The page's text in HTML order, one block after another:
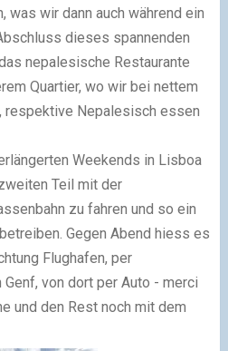
was wir dann auch während ein
dieses spannenden
nepalesische Restaurante
Quartier, wo wir bei nettem
respektive Nepalesisch essen
Weekends in Lisboa
Teil mit der
zu fahren und so ein
Gegen Abend hiess es
Flughafen, per
von dort per Auto - merci
und den Rest noch mit dem